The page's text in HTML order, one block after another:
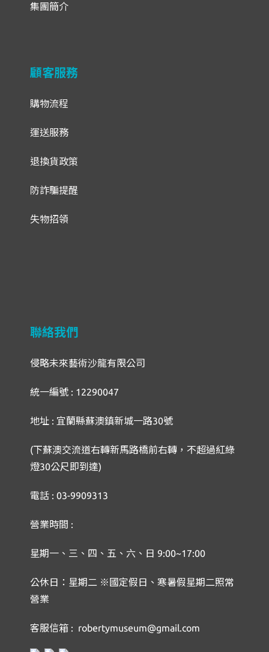
集團簡介
顧客服務
購物流程
運送服務
退換貨政策
防詐騙提醒
失物招領
聯絡我們
侵略未來藝術沙龍有限公司
統一編號 : 12290047
地址 : 宜蘭縣蘇澳鎮新城一路30號
(下蘇澳交流道右轉新馬路橋前右轉，不超過紅綠
燈30公尺即到達)
電話 : 03-9909313
營業時間 :
星期一、三、四、五、六、日 9:00~17:00
公休日：星期二 ※國定假日、寒暑假星期二照常
營業
客服信箱 : robertymuseum@gmail.com